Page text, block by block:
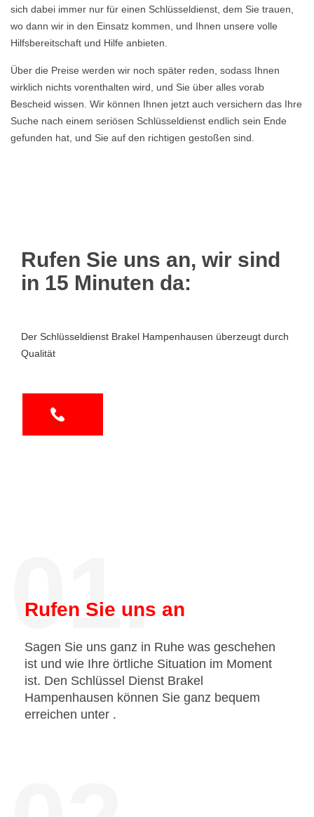
sich dabei immer nur für einen Schlüsseldienst, dem Sie trauen,
wo dann wir in den Einsatz kommen, und Ihnen unsere volle
Hilfsbereitschaft und Hilfe anbieten.
Über die Preise werden wir noch später reden, sodass Ihnen
wirklich nichts vorenthalten wird, und Sie über alles vorab
Bescheid wissen. Wir können Ihnen jetzt auch versichern das Ihre
Suche nach einem seriösen Schlüsseldienst endlich sein Ende
gefunden hat, und Sie auf den richtigen gestoßen sind.
Rufen Sie uns an, wir sind
in 15 Minuten da:
Der Schlüsseldienst Brakel Hampenhausen überzeugt durch
Qualität
01.
Rufen Sie uns an
Sagen Sie uns ganz in Ruhe was geschehen
ist und wie Ihre örtliche Situation im Moment
ist. Den Schlüssel Dienst Brakel
Hampenhausen können Sie ganz bequem
erreichen unter .